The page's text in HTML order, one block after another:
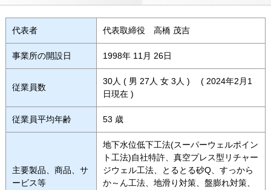
代表者 代表取締役 高橋 茂吉
事業所の開設日 1998年 11月 26日
従業員数
30人 ( 男 27人 女 3人 ) ( 2024年2月1
日現在 )
従業員平均年齢 53 歳
主要製品、商品、サ
ービス等
地下水位低下工法(スーパーウェルポイン
ト工法)自社特許、真空プレス型リチャー
ジウェル工法、とるとる砂Q、すっから
か～ん工法、地滑り対策、盤膨れ対策、